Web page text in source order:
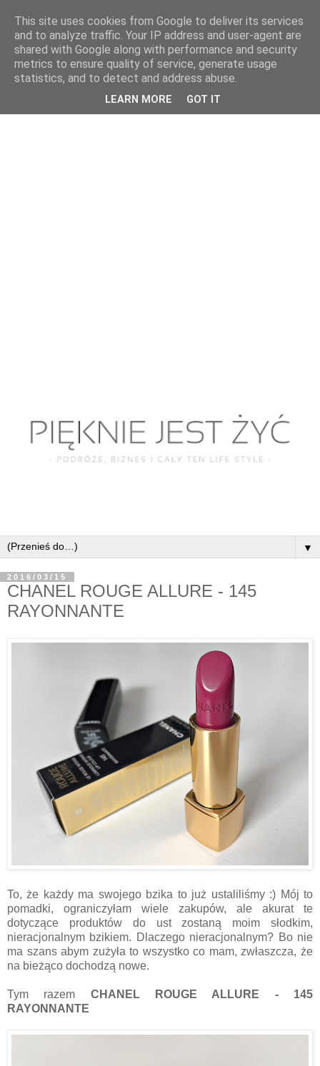
▼
2016/03/15
CHANEL ROUGE ALLURE - 145
RAYONNANTE
To, że każdy ma swojego bzika to już ustaliliśmy :) Mój to
pomadki, ograniczyłam wiele zakupów, ale akurat te
dotyczące produktów do ust zostaną moim słodkim,
nieracjonalnym bzikiem. Dlaczego nieracjonalnym? Bo nie
ma szans abym zużyła to wszystko co mam, zwłaszcza, że
na bieżąco dochodzą nowe.
Tym razem CHANEL ROUGE ALLURE - 145
RAYONNANTE
This site uses cookies from Google to deliver its services
and to analyze traffic. Your IP address and user-agent are
shared with Google along with performance and security
metrics to ensure quality of service, generate usage
statistics, and to detect and address abuse.
LEARN MORE GOT IT